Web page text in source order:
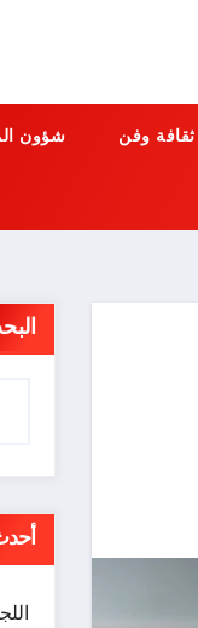
ثقافة وفن شؤون